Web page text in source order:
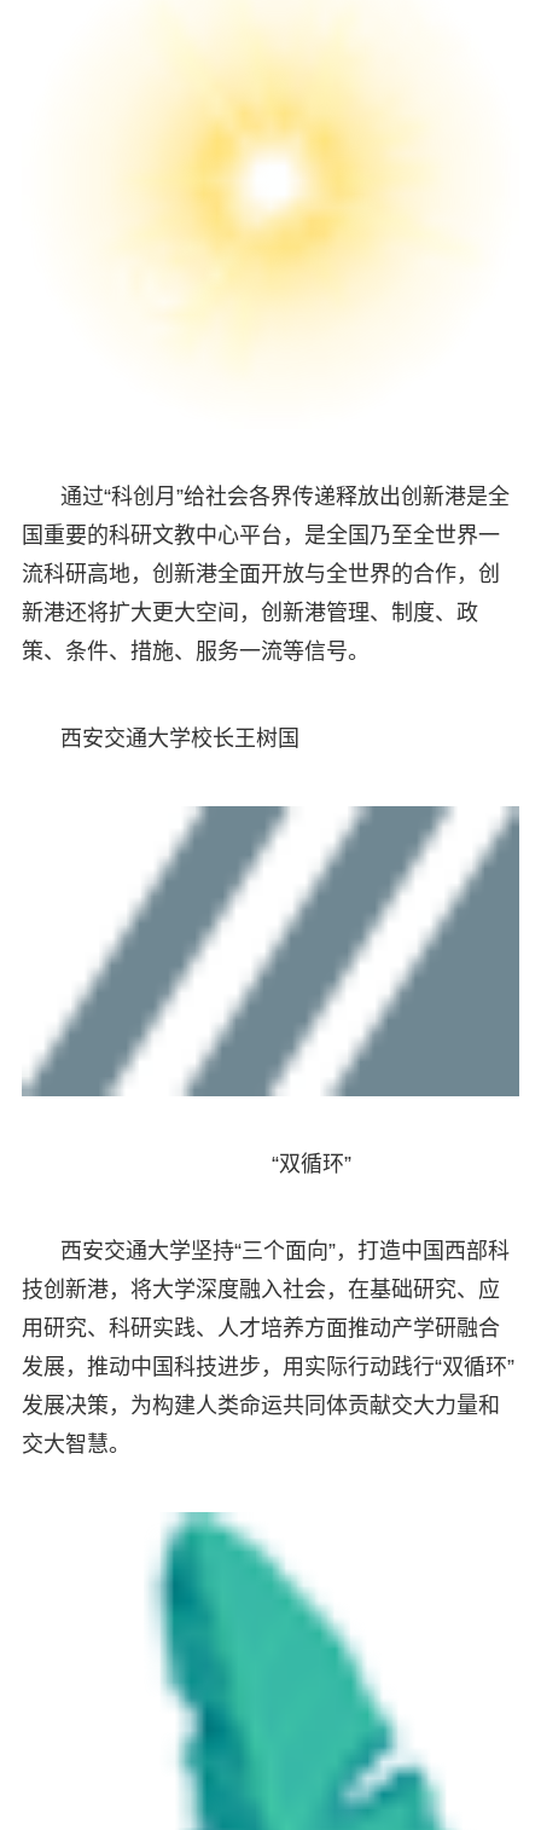
通过“科创月”给社会各界传递释放出创新港是全
国重要的科研文教中心平台，是全国乃至全世界一
流科研高地，创新港全面开放与全世界的合作，创
新港还将扩大更大空间，创新港管理、制度、政
策、条件、措施、服务一流等信号。
西安交通大学校长王树国
“双循环”
西安交通大学坚持“三个面向”，打造中国西部科
技创新港，将大学深度融入社会，在基础研究、应
用研究、科研实践、人才培养方面推动产学研融合
发展，推动中国科技进步，用实际行动践行“双循环”
发展决策，为构建人类命运共同体贡献交大力量和
交大智慧。